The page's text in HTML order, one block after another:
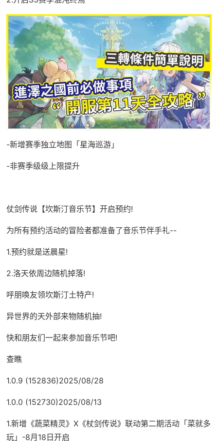
-新增赛季独立地图「星海巡游」
-非赛季级级上限提升
仗剑传说【坎斯汀音乐节】开启预约!
为所有预约活动的冒险者都准备了音乐节伴手礼--
1.预约就是送晨星!
2.洛天依周边随机掉落!
呼朋唤友领坎斯汀土特产!
异世界的天外部来物随机抽!
快和朋友们一起来参加音乐节吧!
查瞧
1.0.9 (152836)2025/08/28
1.0.0 (152730)2025/08/13
1.新增《蔬菜精灵》X《杖剑传说》联动第二期活动「菜就多
玩」-8月18日开启